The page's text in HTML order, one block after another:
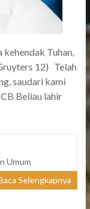
Tuhan,
12) Telah
saudari kami
Beliau lahir
Umum
Selengkapnya